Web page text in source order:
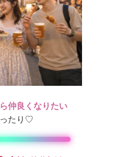
仲良くなりたい
たり♡